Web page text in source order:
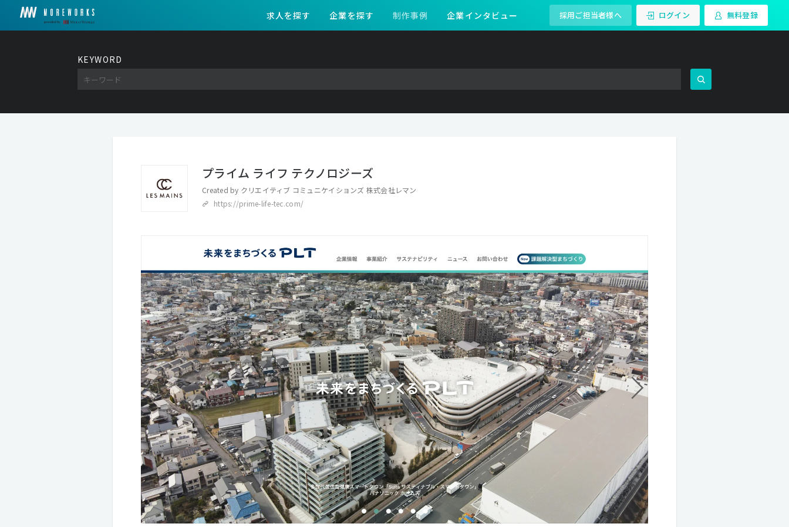
求人を探す 企業を探す 制作事例 企業インタビュー 採用ご担当者様へ ログイン 無料登録
KEYWORD
プライム ライフ テクノロジーズ
Created by クリエイティブ コミュニケイションズ 株式会社レマン
https://prime-life-tec.com/